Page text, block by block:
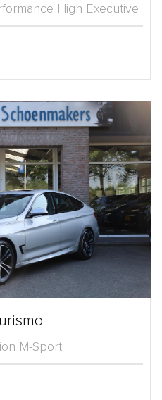
High Executive
M-Sport